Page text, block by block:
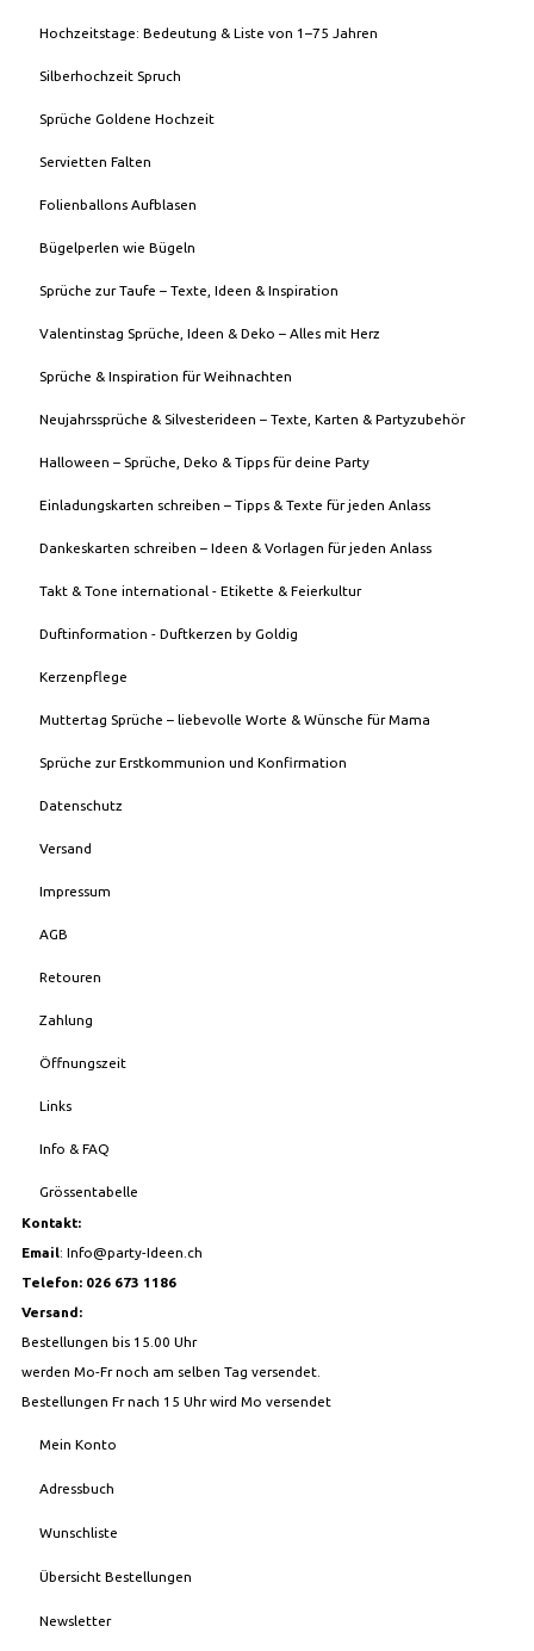
Hochzeitstage: Bedeutung & Liste von 1–75 Jahren
Silberhochzeit Spruch
Sprüche Goldene Hochzeit
Servietten Falten
Folienballons Aufblasen
Bügelperlen wie Bügeln
Sprüche zur Taufe – Texte, Ideen & Inspiration
Valentinstag Sprüche, Ideen & Deko – Alles mit Herz
Sprüche & Inspiration für Weihnachten
Neujahrssprüche & Silvesterideen – Texte, Karten & Partyzubehör
Halloween – Sprüche, Deko & Tipps für deine Party
Einladungskarten schreiben – Tipps & Texte für jeden Anlass
Dankeskarten schreiben – Ideen & Vorlagen für jeden Anlass
Takt & Tone international - Etikette & Feierkultur
Duftinformation - Duftkerzen by Goldig
Kerzenpflege
Muttertag Sprüche – liebevolle Worte & Wünsche für Mama
Sprüche zur Erstkommunion und Konfirmation
Datenschutz
Versand
Impressum
AGB
Retouren
Zahlung
Öffnungszeit
Links
Info & FAQ
Grössentabelle
Kontakt:
Email: Info@party-Ideen.ch
Telefon: 026 673 1186
Versand:
Bestellungen bis 15.00 Uhr
werden Mo-Fr noch am selben Tag versendet.
Bestellungen Fr nach 15 Uhr wird Mo versendet
Mein Konto
Adressbuch
Wunschliste
Übersicht Bestellungen
Newsletter